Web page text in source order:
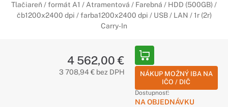
Tlačiareň / formát A1 / Atramentová / Farebná / HDD (500GB) /
čb1200x2400 dpi / farba1200x2400 dpi / USB / LAN / 1r (2r)
Carry-In
4 562,00 €
3 708,94 € bez DPH
NÁKUP MOŽNÝ IBA NA
IČO / DIČ
Dostupnosť:
NA OBJEDNÁVKU